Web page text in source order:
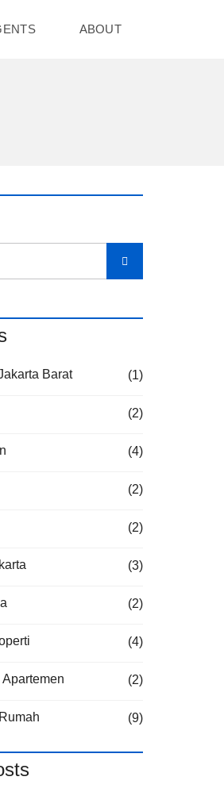
ABOUT
Barat (1)
(2)
(4)
(2)
(2)
(3)
(2)
(4)
(2)
(9)